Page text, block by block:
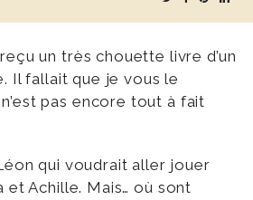
un très chouette livre d’un
Il fallait que je vous le
pas encore tout à fait
qui voudrait aller jouer
et Achille. Mais… où sont